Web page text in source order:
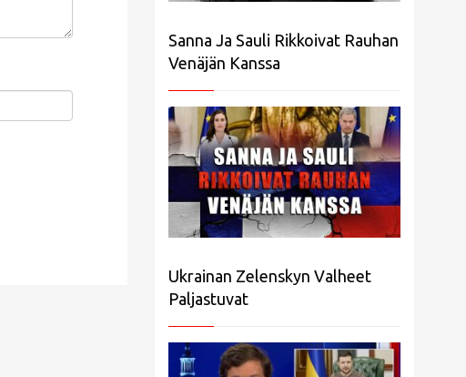
Sanna Ja Sauli Rikkoivat Rauhan
Venäjän Kanssa
Ukrainan Zelenskyn Valheet
Paljastuvat